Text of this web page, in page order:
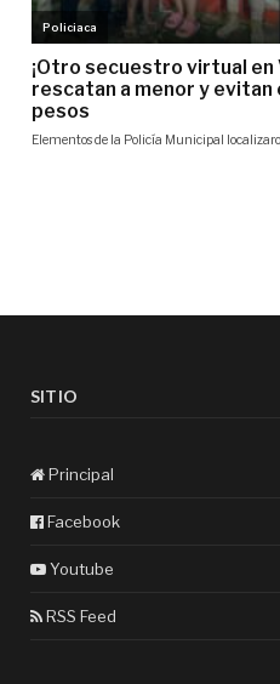
SITIO
Principal
Facebook
Youtube
RSS Feed